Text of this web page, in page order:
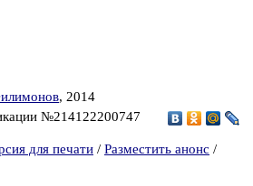
, 2014
№214122200747
для печати / Разместить анонс /